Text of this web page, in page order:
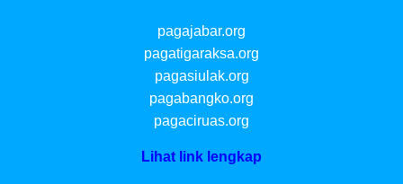
pagajabar.org
pagatigaraksa.org
pagasiulak.org
pagabangko.org
pagaciruas.org
Lihat link lengkap